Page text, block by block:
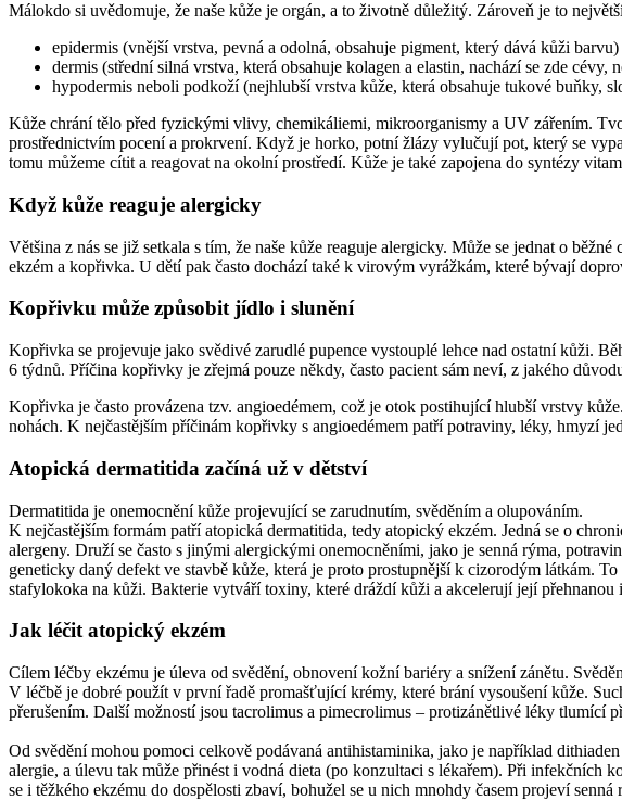
Málokdo si uvědomuje, že naše kůže je orgán, a to životně důležitý. Zároveň je to
epidermis (vnější vrstva, pevná a odolná, obsahuje pigment, který dává kůži barvu)
dermis (střední silná vrstva, která obsahuje kolagen a elastin, nachází se zde
hypodermis neboli podkoží (nejhlubší vrstva kůže, která obsahuje tukové buňky,
Kůže chrání tělo před fyzickými vlivy, chemikáliemi, mikroorganismy a UV zářením.
prostřednictvím pocení a prokrvení. Když je horko, potní žlázy vylučují pot, který se
tomu můžeme cítit a reagovat na okolní prostředí. Kůže je také zapojena do syntézy
Když kůže reaguje alergicky
Většina z nás se již setkala s tím, že naše kůže reaguje alergicky. Může se jednat o
ekzém a kopřivka. U dětí pak často dochází také k virovým vyrážkám, které bývají
Kopřivku může způsobit jídlo i slunění
Kopřivka se projevuje jako svědivé zarudlé pupence vystouplé lehce nad ostatní kůži.
6 týdnů. Příčina kopřivky je zřejmá pouze někdy, často pacient sám neví, z jakého
Kopřivka je často provázena tzv. angioedémem, což je otok postihující hlubší vrstvy
nohách. K nejčastějším příčinám kopřivky s angioedémem patří potraviny, léky, hmyzí
Atopická dermatitida začíná už v dětství
Dermatitida je onemocnění kůže projevující se zarudnutím, svěděním a olupováním.
K nejčastějším formám patří atopická dermatitida, tedy atopický ekzém. Jedná se o
alergeny. Druží se často s jinými alergickými onemocněními, jako je senná rýma,
geneticky daný defekt ve stavbě kůže, která je proto prostupnější k cizorodým látkám.
stafylokoka na kůži. Bakterie vytváří toxiny, které dráždí kůži a akcelerují její přehnanou
Jak léčit atopický ekzém
Cílem léčby ekzému je úleva od svědění, obnovení kožní bariéry a snížení zánětu.
V léčbě je dobré použít v první řadě promašťující krémy, které brání vysoušení kůže.
přerušením. Další možností jsou tacrolimus a pimecrolimus – protizánětlivé léky tlumící
Od svědění mohou pomoci celkově podávaná antihistaminika, jako je například
alergie, a úlevu tak může přinést i vodná dieta (po konzultaci s lékařem). Při infekčních
se i těžkého ekzému do dospělosti zbaví, bohužel se u nich mnohdy časem projeví senná